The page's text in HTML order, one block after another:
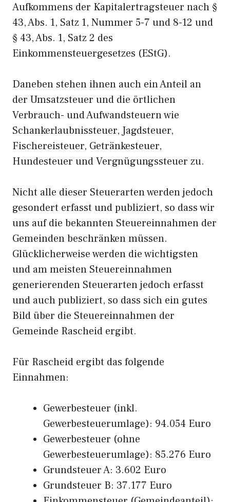
Aufkommens der Kapitalertragsteuer nach §
43, Abs. 1, Satz 1, Nummer 5-7 und 8-12 und
§ 43, Abs. 1, Satz 2 des
Einkommensteuergesetzes (EStG).
Daneben stehen ihnen auch ein Anteil an
der Umsatzsteuer und die örtlichen
Verbrauch- und Aufwandsteuern wie
Schankerlaubnissteuer, Jagdsteuer,
Fischereisteuer, Getränkesteuer,
Hundesteuer und Vergnügungssteuer zu.
Nicht alle dieser Steuerarten werden jedoch
gesondert erfasst und publiziert, so dass wir
uns auf die bekannten Steuereinnahmen der
Gemeinden beschränken müssen.
Glücklicherweise werden die wichtigsten
und am meisten Steuereinnahmen
generierenden Steuerarten jedoch erfasst
und auch publiziert, so dass sich ein gutes
Bild über die Steuereinnahmen der
Gemeinde Rascheid ergibt.
Für Rascheid ergibt das folgende
Einnahmen:
Gewerbesteuer (inkl.
Gewerbesteuerumlage): 94.054 Euro
Gewerbesteuer (ohne
Gewerbesteuerumlage): 85.276 Euro
Grundsteuer A: 3.602 Euro
Grundsteuer B: 37.177 Euro